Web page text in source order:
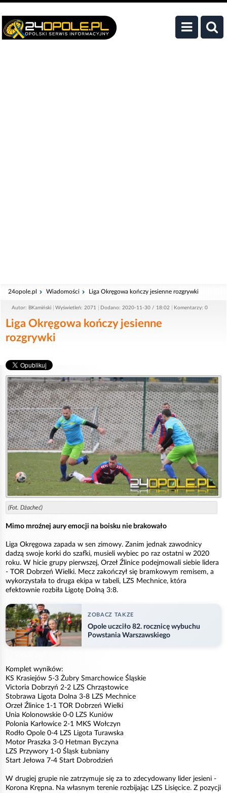
24opole.pl Wiadomości Liga Okręgowa kończy jesienne rozgrywki
Autor: BKamiński Wyświetleń: 2071 Dodano: 2020-11-30 / 18:02 Komentarzy: 0
Liga Okręgowa kończy jesienne
rozgrywki
(Fot. Dżacheć)
Mimo mroźnej aury emocji na boisku nie brakowało
Liga Okręgowa zapada w sen zimowy. Zanim jednak zawodnicy
dadzą swoje korki do szafki, musieli wybiec po raz ostatni w 2020
roku. W hicie grupy pierwszej, Orzeł Źlinice podejmowali siebie lidera
- TOR Dobrzeń Wielki. Mecz zakończył się bramkowym remisem, a
wykorzystała to druga ekipa w tabeli, LZS Mechnice, która
efektownie rozbiła Ligotę Dolną 3:8.
ZOBACZ TAKZE
Opole uczciło 82. rocznicę wybuchu
Powstania Warszawskiego
Komplet wyników:
KS Krasiejów 5-3 Żubry Smarchowice Śląskie
Victoria Dobrzyń 2-2 LZS Chrząstowice
Stobrawa Ligota Dolna 3-8 LZS Mechnice
Orzeł Źlinice 1-1 TOR Dobrzeń Wielki
Unia Kolonowskie 0-0 LZS Kuniów
Polonia Karłowice 2-1 MKS Wołczyn
Rodło Opole 0-4 LZS Ligota Turawska
Motor Praszka 3-0 Hetman Byczyna
LZS Przywory 1-0 Śląsk Łubniany
Start Jełowa 7-4 Start Dobrodzień
W drugiej grupie nie zatrzymuje się za to zdecydowany lider jesieni -
Korona Krępna. Na własnym terenie rozbijając LZS Lisięcice. Z pozycji